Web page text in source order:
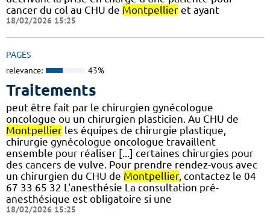
cancer du col au CHU de Montpellier et ayant
18/02/2026 15:25
PAGES
relevance: 43%
Traitements
peut être fait par le chirurgien gynécologue
oncologue ou un chirurgien plasticien. Au CHU de
Montpellier les équipes de chirurgie plastique,
chirurgie gynécologue oncologue travaillent
ensemble pour réaliser [...] certaines chirurgies pour
des cancers de vulve. Pour prendre rendez-vous avec
un chirurgien du CHU de Montpellier, contactez le 04
67 33 65 32 L'anesthésie La consultation pré-
anesthésique est obligatoire si une
18/02/2026 15:25